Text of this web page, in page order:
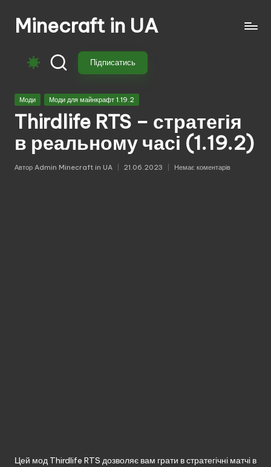
ПерейтиMinecraft in UA
свіжі
моди
Майнкрафт:
моби,
зброя,
техніка,
магія.
Завантажуй
Підписатись
Опубліковано
Моди Моди для майнкрафт 1.19.2
Thirdlife RTS – стратегія
в реальному часі (1.19.2)
Опубліковано
Автор Admin Minecraft in UA 21.06.2023 Немає коментарів
Цей мод Thirdlife RTS дозволяє вам грати в стратегічні матчі в